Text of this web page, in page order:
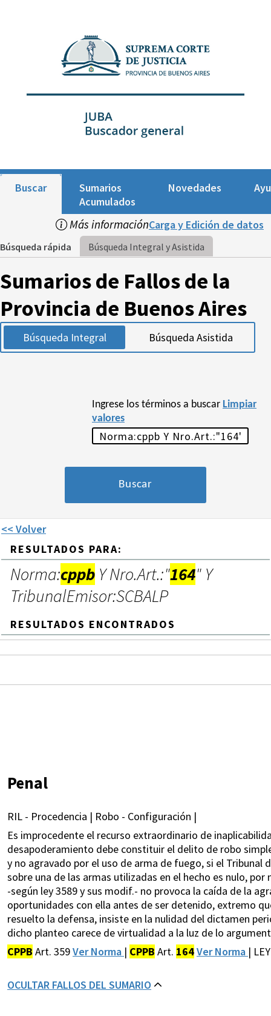
Buscar
Sumarios
Acumulados
Novedades
Más informaciónCarga y Edición de datos
Búsqueda rápida Búsqueda Integral y Asistida
Sumarios de Fallos de la
Provincia de Buenos Aires
Búsqueda Integral Búsqueda Asistida
Ingrese los términos a buscar Limpiar
valores
<< Volver
RESULTADOS PARA:
Norma:cppb Y Nro.Art.:"164" Y
TribunalEmisor:SCBALP
RESULTADOS ENCONTRADOS
Penal
RIL - Procedencia | Robo - Configuración |
Es improcedente el recurso extraordinario de
desapoderamiento debe constituir el delito de robo
y no agravado por el uso de arma de fuego, si el
sobre una de las armas utilizadas en el hecho es nulo,
-según ley 3589 y sus modif.- no provoca la caída de la
oportunidades con ella antes de ser detenido, extremo
resuelto la defensa, insiste en la nulidad del dictamen
dicho planteo carece de virtualidad a la luz de lo
CPPB Art. 359Ver Norma | CPPB Art. 164Ver Norma |
OCULTAR FALLOS DEL SUMARIO